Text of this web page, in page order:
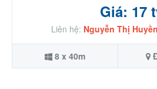
Giá: 17
Liên hệ: Nguyễn Thị
8 x 40m